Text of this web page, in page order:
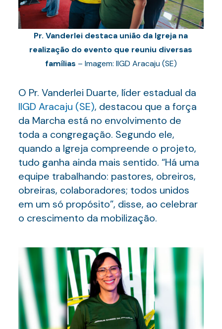
Pr. Vanderlei destaca união da Igreja na
realização do evento que reuniu diversas
famílias – Imagem: IIGD Aracaju (SE)
O Pr. Vanderlei Duarte, líder estadual da
IIGD Aracaju (SE), destacou que a força
da Marcha está no envolvimento de
toda a congregação. Segundo ele,
quando a Igreja compreende o projeto,
tudo ganha ainda mais sentido. “Há uma
equipe trabalhando: pastores, obreiros,
obreiras, colaboradores; todos unidos
em um só propósito”, disse, ao celebrar
o crescimento da mobilização.